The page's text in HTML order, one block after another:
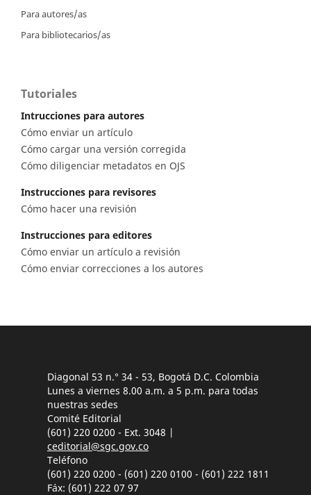
Para autores/as
Para bibliotecarios/as
Tutoriales
Intrucciones para autores
Cómo enviar un artículo
Cómo cargar una versión corregida
Cómo diligenciar metadatos en OJS
Instrucciones para revisores
Cómo hacer una revisión
Instrucciones para editores
Cómo enviar un artículo a revisión
Cómo enviar correcciones a los autores
Diagonal 53 n.° 34 - 53, Bogotá D.C. Colombia
Lunes a viernes 8.00 a.m. a 5 p.m. para todas
nuestras sedes
Comité Editorial
(601) 220 0200 - Ext. 3048 |
ceditorial@sgc.gov.co
Teléfono
(601) 220 0200 - (601) 220 0100 - (601) 222 1811
Fáx: (601) 222 07 97